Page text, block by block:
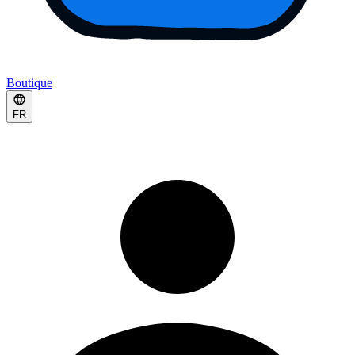
Boutique
FR